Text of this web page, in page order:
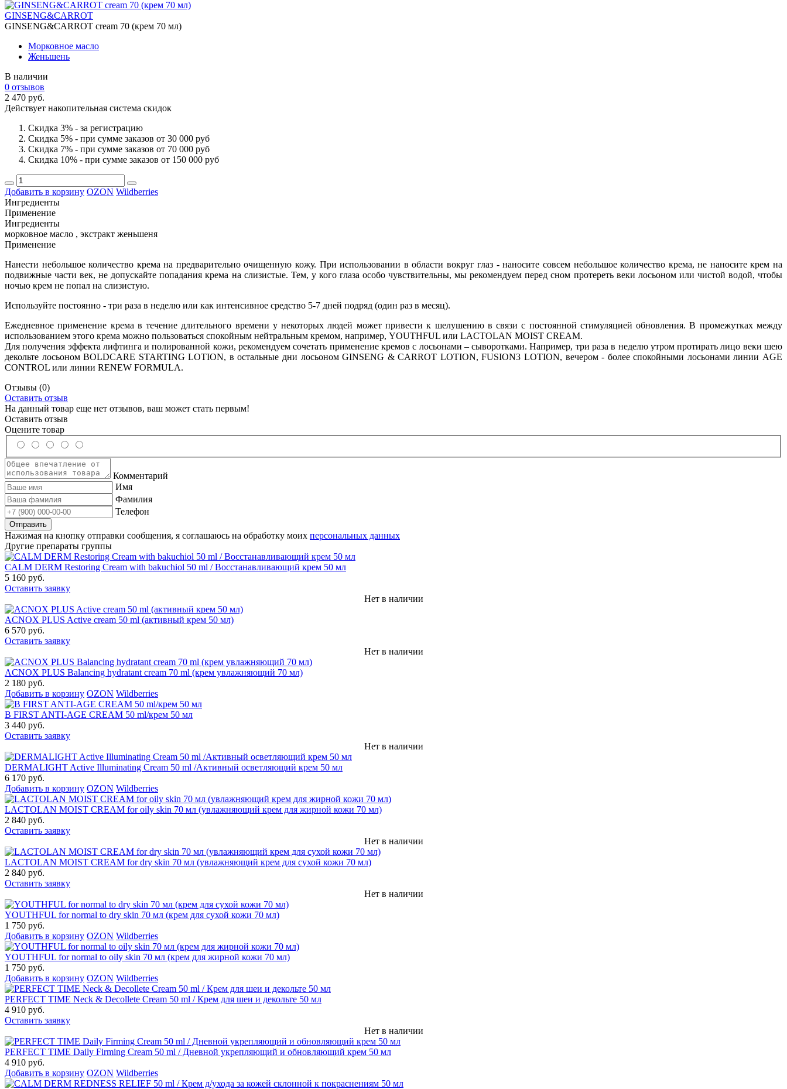
GINSENG&CARROT
GINSENG&CARROT cream 70 (крем 70 мл)
Морковное масло
Женьшень
В наличии
0 отзывов
2 470 руб.
Действует накопительная система скидок
Скидка 3% - за регистрацию
Скидка 5% - при сумме заказов от 30 000 руб
Скидка 7% - при сумме заказов от 70 000 руб
Скидка 10% - при сумме заказов от 150 000 руб
Добавить в корзину OZON Wildberries
Ингредиенты
Применение
Ингредиенты
морковное масло , экстракт женьшеня
Применение
Нанести небольшое количество крема на предварительно очищенную кожу. При использовании в области вокруг глаз - наносите совсем небольшое количество крема, не наносите крем на
подвижные части век, не допускайте попадания крема на слизистые. Тем, у кого глаза особо чувствительны, мы рекомендуем перед сном протереть веки лосьоном или чистой водой, чтобы
ночью крем не попал на слизистую.
Используйте постоянно - три раза в неделю или как интенсивное средство 5-7 дней подряд (один раз в месяц).
Ежедневное применение крема в течение длительного времени у некоторых людей может привести к шелушению в связи с постоянной стимуляцией обновления. В промежутках между
использованием этого крема можно пользоваться спокойным нейтральным кремом, например, YOUTHFUL или LACTOLAN MOIST CREAM.
Для получения эффекта лифтинга и полированной кожи, рекомендуем сочетать применение кремов с лосьонами – сыворотками. Например, три раза в неделю утром протирать лицо веки шею
декольте лосьономBOLDCARE STARTING LOTION, в остальные дни лосьоном GINSENG & CARROT LOTION, FUSION3 LOTION, вечером - более спокойными лосьонами линии AGE
CONTROL или линии RENEW FORMULA.
Отзывы (0)
Оставить отзыв
На данный товар еще нет отзывов, ваш может стать первым!
Оставить отзыв
Оцените товар
Комментарий
Имя
Фамилия
Телефон
Нажимая на кнопку отправки сообщения, я соглашаюсь на обработку моих персональных данных
Другие препараты группы
CALM DERM Restoring Cream with bakuchiol 50 ml / Восстанавливающий крем 50 мл
5 160 руб.
Оставить заявку
Нет в наличии
ACNOX PLUS Active cream 50 ml (активный крем 50 мл)
6 570 руб.
Оставить заявку
Нет в наличии
ACNOX PLUS Balancing hydratant cream 70 ml (крем увлажняющий 70 мл)
2 180 руб.
Добавить в корзину OZON Wildberries
B FIRST ANTI-AGE CREAM 50 ml/крем 50 мл
3 440 руб.
Оставить заявку
Нет в наличии
DERMALIGHT Active Illuminating Cream 50 ml /Активный осветляющий крем 50 мл
6 170 руб.
Добавить в корзину OZON Wildberries
LACTOLAN MOIST CREAM for oily skin 70 мл (увлажняющий крем для жирной кожи 70 мл)
2 840 руб.
Оставить заявку
Нет в наличии
LACTOLAN MOIST CREAM for dry skin 70 мл (увлажняющий крем для сухой кожи 70 мл)
2 840 руб.
Оставить заявку
Нет в наличии
YOUTHFUL for normal to dry skin 70 мл (крем для сухой кожи 70 мл)
1 750 руб.
Добавить в корзину OZON Wildberries
YOUTHFUL for normal to oily skin 70 мл (крем для жирной кожи 70 мл)
1 750 руб.
Добавить в корзину OZON Wildberries
PERFECT TIME Neck & Decollete Cream 50 ml / Крем для шеи и декольте 50 мл
4 910 руб.
Оставить заявку
Нет в наличии
PERFECT TIME Daily Firming Cream 50 ml / Дневной укрепляющий и обновляющий крем 50 мл
4 910 руб.
Добавить в корзину OZON Wildberries